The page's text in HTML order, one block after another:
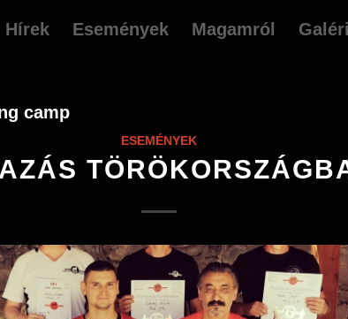
Hírek Események Magamról
camp
ESEMÉNYEK